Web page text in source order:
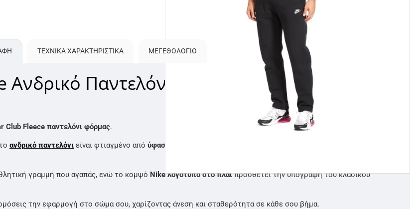
ΤΕΧΝΙΚΑ ΧΑΡΑΚΤΗΡΙΣΤΙΚΑ ΜΕΓΕΘΟΛΌΓΙΟ
Παντελόνι Φόρμας Ροζ
Club Fleece παντελόνι φόρμας.
ανδρικό παντελόνι είναι φτιαγμένο από ύφασμα φλις με χνουδωτή υφή στο εσωτερικό
γραμμή που αγαπάς, ενώ το κομψό Nike λογότυπο στο πλάιπροσθέτει την υπογραφή του κλασικού
την εφαρμογή στο σώμα σου, χαρίζοντας άνεση και σταθερότητα σε κάθε σου βήμα.